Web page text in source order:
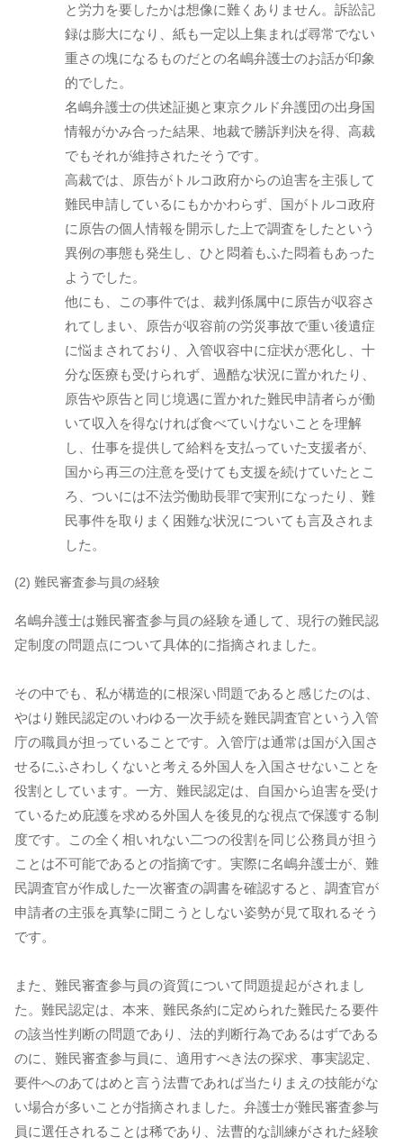
と労力を要したかは想像に難くありません。訴訟記
録は膨大になり、紙も一定以上集まれば尋常でない
重さの塊になるものだとの名嶋弁護士のお話が印象
的でした。
名嶋弁護士の供述証拠と東京クルド弁護団の出身国
情報がかみ合った結果、地裁で勝訴判決を得、高裁
でもそれが維持されたそうです。
高裁では、原告がトルコ政府からの迫害を主張して
難民申請しているにもかかわらず、国がトルコ政府
に原告の個人情報を開示した上で調査をしたという
異例の事態も発生し、ひと悶着もふた悶着もあった
ようでした。
他にも、この事件では、裁判係属中に原告が収容さ
れてしまい、原告が収容前の労災事故で重い後遺症
に悩まされており、入管収容中に症状が悪化し、十
分な医療も受けられず、過酷な状況に置かれたり、
原告や原告と同じ境遇に置かれた難民申請者らが働
いて収入を得なければ食べていけないことを理解
し、仕事を提供して給料を支払っていた支援者が、
国から再三の注意を受けても支援を続けていたとこ
ろ、ついには不法労働助長罪で実刑になったり、難
民事件を取りまく困難な状況についても言及されま
した。
(2) 難民審査参与員の経験
名嶋弁護士は難民審査参与員の経験を通して、現行の難民認
定制度の問題点について具体的に指摘されました。
その中でも、私が構造的に根深い問題であると感じたのは、
やはり難民認定のいわゆる一次手続を難民調査官という入管
庁の職員が担っていることです。入管庁は通常は国が入国さ
せるにふさわしくないと考える外国人を入国させないことを
役割としています。一方、難民認定は、自国から迫害を受け
ているため庇護を求める外国人を後見的な視点で保護する制
度です。この全く相いれない二つの役割を同じ公務員が担う
ことは不可能であるとの指摘です。実際に名嶋弁護士が、難
民調査官が作成した一次審査の調書を確認すると、調査官が
申請者の主張を真摯に聞こうとしない姿勢が見て取れるそう
です。
また、難民審査参与員の資質について問題提起がされまし
た。難民認定は、本来、難民条約に定められた難民たる要件
の該当性判断の問題であり、法的判断行為であるはずである
のに、難民審査参与員に、適用すべき法の探求、事実認定、
要件へのあてはめと言う法曹であれば当たりまえの技能がな
い場合が多いことが指摘されました。弁護士が難民審査参与
員に選任されることは稀であり、法曹的な訓練がされた経験